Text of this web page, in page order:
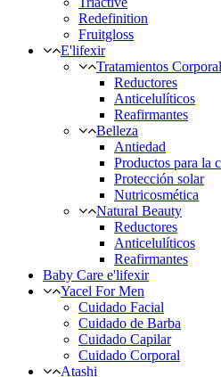
Redefinition
Fruitgloss
E'lifexir
Tratamientos
Reductores
Anticelulíticos
Reafirmantes
Belleza
Antiedad
Productos para la
Protección solar
Nutricosmética
Natural Beauty
Reductores
Anticelulíticos
Reafirmantes
Baby Care e'lifexir
Yacel For Men
Cuidado Facial
Cuidado de Barba
Cuidado Capilar
Cuidado Corporal
Atashi